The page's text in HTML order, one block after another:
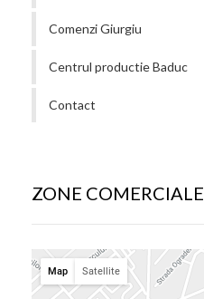
Comenzi Giurgiu
Centrul productie Baduc
Contact
ZONE COMERCIALE